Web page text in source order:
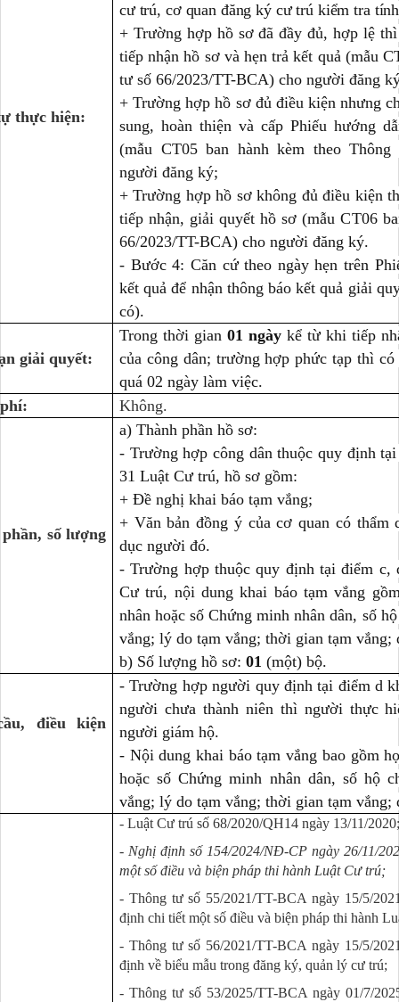
thực hiện:
cư trú, cơ quan đăng ký cư trú kiểm tra
+ Trường hợp hồ sơ đã đầy đủ, hợp lệ
tiếp nhận hồ sơ và hẹn trả kết quả (mẫu
tư số 66/2023/TT-BCA) cho người đăng
+ Trường hợp hồ sơ đủ điều kiện nhưng
sung, hoàn thiện và cấp Phiếu hướng
(mẫu CT05 ban hành kèm theo
người đăng ký;
+ Trường hợp hồ sơ không đủ điều kiện
tiếp nhận, giải quyết hồ sơ (mẫu CT06
66/2023/TT-BCA) cho người đăng ký.
- Bước 4: Căn cứ theo ngày hẹn trên
kết quả để nhận thông báo kết quả giải
có).
giải quyết:
Trong thời gian 01 ngày kể từ khi tiếp
của công dân; trường hợp phức tạp thì
quá 02 ngày làm việc.
Không.
số lượng
a) Thành phần hồ sơ:
- Trường hợp công dân thuộc quy định
31 Luật Cư trú, hồ sơ gồm:
+ Đề nghị khai báo tạm vắng;
+ Văn bản đồng ý của cơ quan có thẩm
dục người đó.
- Trường hợp thuộc quy định tại điểm
Cư trú, nội dung khai báo tạm vắng
nhân hoặc số Chứng minh nhân dân, số
vắng; lý do tạm vắng; thời gian tạm vắng;
b) Số lượng hồ sơ: 01 (một) bộ.
điều kiện
- Trường hợp người quy định tại điểm d
người chưa thành niên thì người thực
người giám hộ.
- Nội dung khai báo tạm vắng bao gồm
hoặc số Chứng minh nhân dân, số hộ
vắng; lý do tạm vắng; thời gian tạm vắng;
- Luật Cư trú số 68/2020/QH14 ngày 13/11/2020;
- Nghị định số 154/2024/NĐ-CP ngày 26/11/
một số điều và biện pháp thi hành Luật Cư trú;
- Thông tư số 55/2021/TT-BCA ngày 15/5/
định chi tiết một số điều và biện pháp thi hành
- Thông tư số 56/2021/TT-BCA ngày 15/5/
định về biểu mẫu trong đăng ký, quản lý cư trú;
- Thông tư số 53/2025/TT-BCA ngày 01/7/